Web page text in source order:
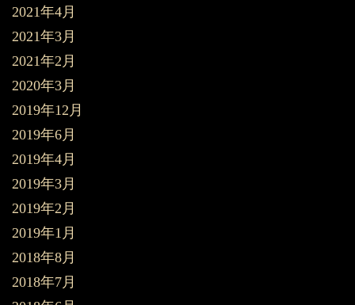
2021年4月
2021年3月
2021年2月
2020年3月
2019年12月
2019年6月
2019年4月
2019年3月
2019年2月
2019年1月
2018年8月
2018年7月